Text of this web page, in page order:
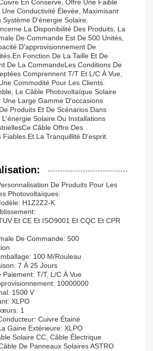
En Conserve, Offre Une Faible
Une Conductivité Élevée, Maximisant
Système D'énergie Solaire.
La Disponibilité Des Produits, La
De Commande Est De 500 Unités,
D'approvisionnement De
Fonction De La Taille Et De
De La CommandeLes Conditions De
Comprennent T/T Et L/C À Vue,
Commodité Pour Les Clients.
Le Câble Photovoltaïque Solaire
Une Large Gamme D'occasions
Produits Et De Scénarios Dans
L'énergie Solaire.ou Installations
Câble Offre Des
Fiables Et La Tranquillité D'esprit.
De Produits Pour Les
Photovoltaïques:
H1Z2Z2-K
Et CE Et ISO9001 Et CQC Et CPR
De Commande: 500
100 M/rouleau
7 À 25 Jours
Paiement: T/T, L/C À Vue
10000000
1500 V
XLPO
1
Cuivre Étainé
Gaine Extérieure: XLPO
Solaire CC, Câble Électrique
De Panneaux Solaires ASTRO